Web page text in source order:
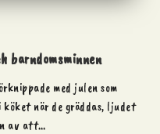
barndomsminnen
med julen som
köket när de gräddas, ljudet
av att…